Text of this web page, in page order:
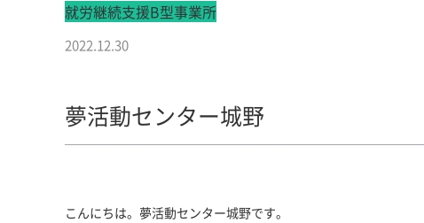
就労継続支援B型事業所
2022.12.30
夢活動センター城野
こんにちは。夢活動センター城野です。